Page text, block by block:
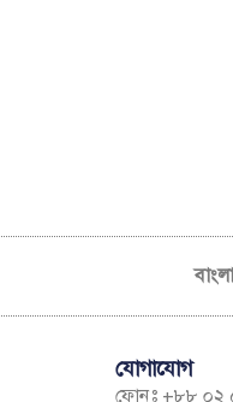
যোগাযোগ
ফোনঃ +৮৮